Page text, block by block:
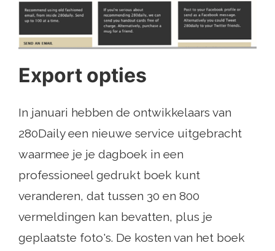
Export opties
In januari hebben de ontwikkelaars van
280Daily een nieuwe service uitgebracht
waarmee je je dagboek in een
professioneel gedrukt boek kunt
veranderen, dat tussen 30 en 800
vermeldingen kan bevatten, plus je
geplaatste foto's. De kosten van het boek